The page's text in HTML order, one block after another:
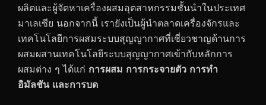
ผลิตและผู้จัดหาเครื่องผสมอุตสาหกรรมชั้นนำในประเทศ
มาเลเซีย นอกจากนี้ เรายังเป็นผู้นำตลาดเครื่องจักรและ
เทคโนโลยีการผสมระบบสุญญากาศที่เชี่ยวชาญด้านการ
ผสมผสานเทคโนโลยีระบบสุญญากาศเข้ากับหลักการ
ผสมต่าง ๆ ได้แก่ การผสม การกระจายตัว การทำ
อิมัลชัน และการบด